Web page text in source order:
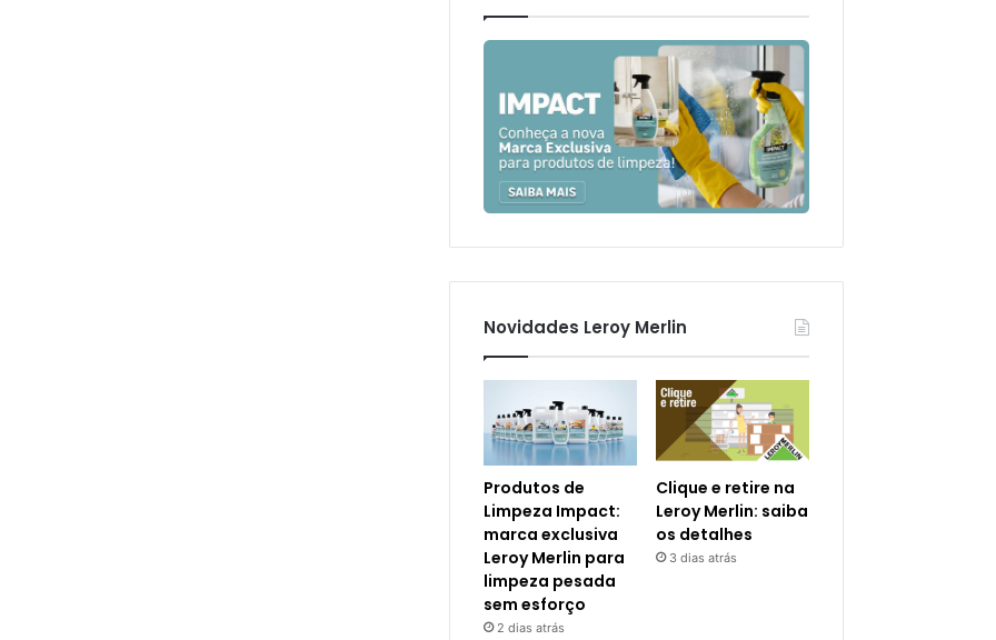
Novidades Leroy Merlin
Produtos de
Limpeza Impact:
marca exclusiva
Leroy Merlin para
limpeza pesada
sem esforço
2 dias atrás
Clique e retire na
Leroy Merlin: saiba
os detalhes
3 dias atrás